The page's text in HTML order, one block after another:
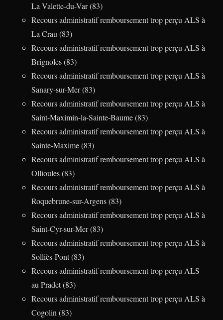
La Valette-du-Var (83)
Recours administratif remboursement trop perçu ALS à
La Crau (83)
Recours administratif remboursement trop perçu ALS à
Brignoles (83)
Recours administratif remboursement trop perçu ALS à
Sanary-sur-Mer (83)
Recours administratif remboursement trop perçu ALS à
Saint-Maximin-la-Sainte-Baume (83)
Recours administratif remboursement trop perçu ALS à
Sainte-Maxime (83)
Recours administratif remboursement trop perçu ALS à
Ollioules (83)
Recours administratif remboursement trop perçu ALS à
Roquebrune-sur-Argens (83)
Recours administratif remboursement trop perçu ALS à
Saint-Cyr-sur-Mer (83)
Recours administratif remboursement trop perçu ALS à
Solliès-Pont (83)
Recours administratif remboursement trop perçu ALS
au Pradet (83)
Recours administratif remboursement trop perçu ALS à
Cogolin (83)